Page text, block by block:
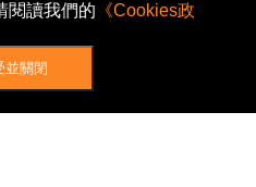
閱讀我們的 《Cookies政
並關閉